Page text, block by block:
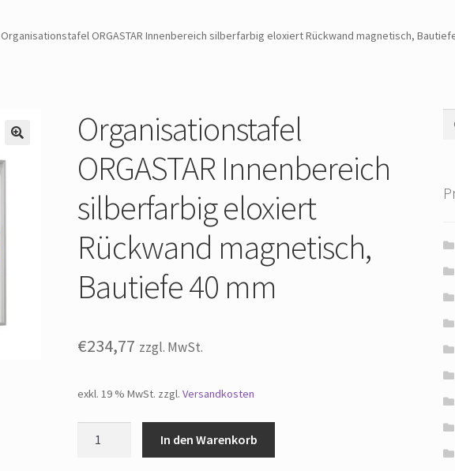
Organisationstafel ORGASTAR Innenbereich silberfarbig eloxiert Rückwand magnetisch,
Organisationstafel
ORGASTAR Innenbereich
silberfarbig eloxiert
Rückwand magnetisch,
Bautiefe 40 mm
€234,77 zzgl. MwSt.
exkl. 19 % MwSt. zzgl.Versandkosten
In den Warenkorb